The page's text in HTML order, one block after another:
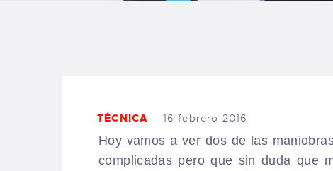
TÉCNICA 16 febrero 2016
Hoy vamos a ver dos de las
complicadas pero que sin duda que